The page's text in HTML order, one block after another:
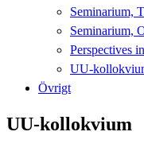
Seminarium,
Seminarium,
Perspectives
UU-
Övrigt
UU-kollokvium